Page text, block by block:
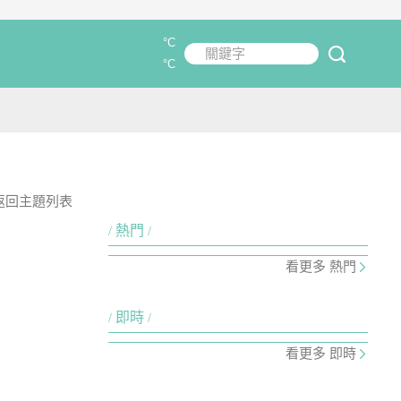
關鍵字
°C
°C
回主題列表
熱門
看更多 熱門
即時
看更多 即時